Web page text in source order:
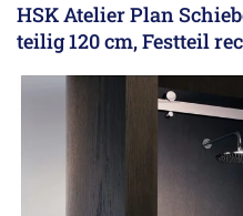
HSK Atelier Plan
teilig 120 cm, Festteil